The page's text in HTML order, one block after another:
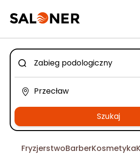
Szukaj
FryzjerstwoBarberKosmetyka